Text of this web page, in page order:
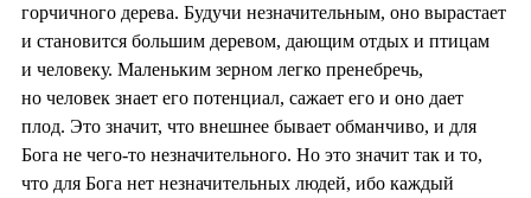
горчичного дерева. Будучи незначительным, оно вырастает
и становится большим деревом, дающим отдых и птицам
и человеку. Маленьким зерном легко пренебречь,
но человек знает его потенциал, сажает его и оно дает
плод. Это значит, что внешнее бывает обманчиво, и для
Бога не чего-то незначительного. Но это значит так и то,
что для Бога нет незначительных людей, ибо каждый